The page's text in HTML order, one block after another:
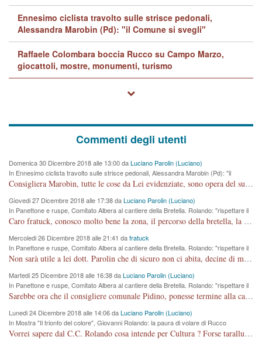
Ennesimo ciclista travolto sulle strisce pedonali,
Alessandra Marobin (Pd): "il Comune si svegli"
Raffaele Colombara boccia Rucco su Campo Marzo,
giocattoli, mostre, monumenti, turismo
Commenti degli utenti
Domenica 30 Dicembre 2018 alle 13:00 daLuciano Parolin (Luciano)
In Ennesimo ciclista travolto sulle strisce pedonali, Alessandra Marobin (Pd): "il
Comune si svegli"
Consigliera Marobin, tutte le cose da Lei evidenziate, sono opera del suo ex Assessore e compagno di Partito Antonio Marco Dalla Pozza Assessore alla "progettazione" di piste ciclabili e altre porcherie. A lui manderei il conto da saldare per incidenti e danni alle persone. E' ora che "finiamola." Avete perso rassegnatevi. qui IL SINDACO RUCCO NON C'ENTRA PER NIENTE. CAPITO!!!!!!!! Amen.
Giovedi 27 Dicembre 2018 alle 17:38 daLuciano Parolin (Luciano)
In Panettone e ruspe, Comitato Albera al cantiere della Bretella. Rolando: "rispettare il
cronoprogramma"
Caro fratuck, conosco molto bene la zona, il percorso della bretella, la situazione dei cittadini, abito in Viale Trento. A partire dal 2003 ho partecipato al Comitato di Maddalene pro bretella, e a riunioni propositive per apportare modifiche al progetto. Numerose mie foto del territorio sono arrivate a Roma, altri miei interventi (non graditi dalla Sx) sono stati pubblicati dal GdV, assieme ad altri come Ciro Asproso, ora favorevole alla bretella. Ho partecipato alla raccolta firme per la chiusura della strada x 5 giorni eseguita dal Sindaco Hullwech per sforamento 180 Micro/g. Pertanto come impegno per la tematica sono apposto con la coscienza. Ora il Progetto è partito, fine! Voglio dire che la nuova Giunta "comunale" non c'entra più. L'opera sarà "malauguratamente" eseguita, ma non con il mio placet. Il Consigliere Comunale dovrebbe capire che la campagna elettorale è finita, con buona pace di tutti. Quello che invece dovrebbe interessare è la proprietà della strada, dall'uscita autostradale Ovest, sino alla Rotatoria dell'Albara, vi sono tre possessori: Autostrade SpA; La Provincia, il Comune. Come la mettiamo per il futuro ? I costi, da 50 sono saliti a 100 milioni di € come dire 20 milioni a KM (!) da non credere. Comunque si farà. Ma nessuno canti Vittoria, anzi meglio non farne un ulteriore fatto "partitico" per questioni elettorali o di seggio. Se mi manda la sua mail, sono disponibile ad inviare i documenti e le foto sopra descritte. Con ossequi, Luciano Parolin
Mercoledi 26 Dicembre 2018 alle 21:41 dafratuck
In Panettone e ruspe, Comitato Albera al cantiere della Bretella. Rolando: "rispettare il
cronoprogramma"
Non sarà utile a lei dott. Parolin che di sicuro non ci abita, decine di migliaia di TIR, automobili e padroncini che passano quotidianamente per una strada appena rotabile, non è più possibile stendere i panni, attraversare la strada senza rischiare la morte, le case stanno crepando, i tempi sono cambiati e la bretella non passerà assolutamente per maddalene (ma cosa sta a dire?!), dia invece responsabilità a chi ha costruito tagliando la strada che doveva invece terminare a isola vicentina e non al moracchino lasciando Motta di Costabissara ancora in panne di traffico. I tempi sono cambiati dottore e se l'anagrafe della vita stagna nell'essere umano impressioni conservatrici, la società non le considera perchè va avanti, si industrializza e ha bisogno di infrastrutture e di sviluppo. Ultima considerazione, se è geloso di Rolando perchè vede in lui solo campagne politiche mentre si difendono i SOLI diritti dei cittadini, la preghiamo faccia considerazioni più appropriate. Saluti e complimenti per i suoi scritti.
Martedi 25 Dicembre 2018 alle 16:38 daLuciano Parolin (Luciano)
In Panettone e ruspe, Comitato Albera al cantiere della Bretella. Rolando: "rispettare il
cronoprogramma"
Sarebbe ora che il consigliere comunale Pidino, ponesse termine alla campagna elettorale nel territorio del suo seggio Villaggio del Sole. La tiraca è iniziata, distruggerà 6 km di prateria ovest della città, ricca di fonti e sorgenti d'acqua. I cittadini di Maddalene non avranno più Pace la notte. Molta colpa per la costruzione di questa Strada è proprio del signor Rolando,dei suoi gazebo mobili e che vuol far passare questa opera VANDALICA come progetto "utile" a chi ? Non è cosa seria sig. Rolando!
Lunedi 24 Dicembre 2018 alle 14:06 daLuciano Parolin (Luciano)
In Mostra "Il trionfo del colore", Giovanni Rolando: la paura di volare di Rucco
Vorrei sapere dal C.C. Rolando cosa intende per Cultura ? Forse tarallucci, vino e sagre, o spaghetti tricolori del PD ? Il continuo (s)parlare della mostra a Palazzo Chiericati caro consigliere DANNEGGIA FORTEMENTE l'immagine della città TUTTA e fa deviare i consensi che in RUSSIA (badi bene ex U.R.S.S.) sono ECCELLENTI. A livello artistico l'evento è di alta Valenza culturale, COMPITO di Tutta la Cittadinanza fare il possibile per propagandare l'iniziativa senza farne UN CASO PARTITICO come fa Lei da sempre. Meno Gazebo + Partecipazione! E così sia. Amen.